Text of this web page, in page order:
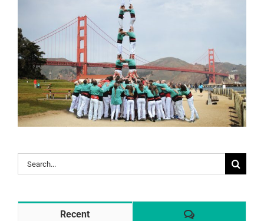
Search
for:
Recent Comentaris